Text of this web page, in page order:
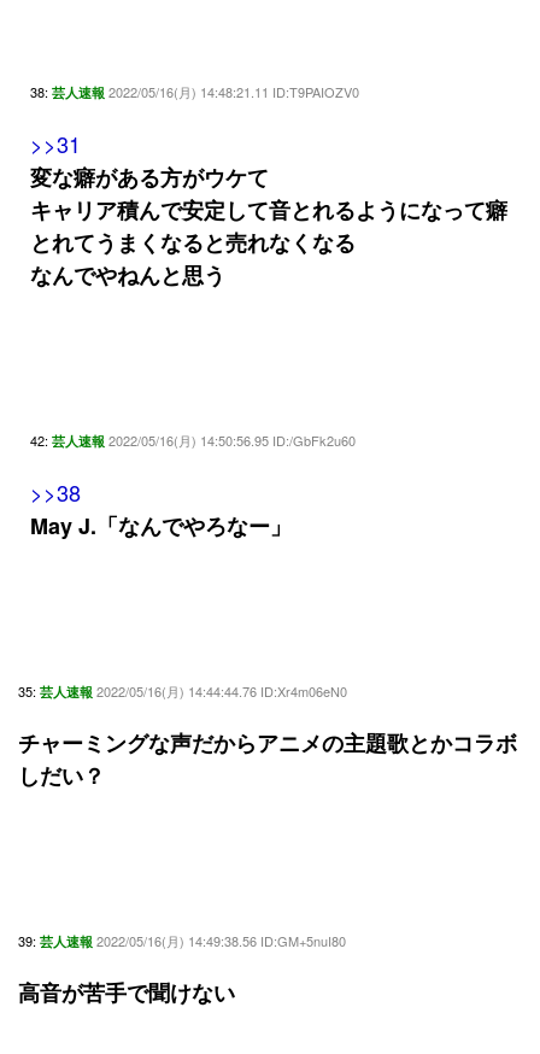
38: 芸人速報 2022/05/16(月) 14:48:21.11 ID:T9PAIOZV0
>>31
変な癖がある方がウケて
キャリア積んで安定して音とれるようになって癖
とれてうまくなると売れなくなる
なんでやねんと思う
42: 芸人速報 2022/05/16(月) 14:50:56.95 ID:/GbFk2u60
>>38
May J.「なんでやろなー」
35: 芸人速報 2022/05/16(月) 14:44:44.76 ID:Xr4m06eN0
チャーミングな声だからアニメの主題歌とかコラボ
しだい？
39: 芸人速報 2022/05/16(月) 14:49:38.56 ID:GM+5nuI80
高音が苦手で聞けない